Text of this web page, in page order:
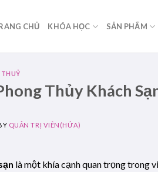
CHỦ KHÓA HỌC SẢN PHẨM
Thủy Khách
QUẢN TRỊ VIÊN(HỨA)
là một khía cạnh quan trọng trong